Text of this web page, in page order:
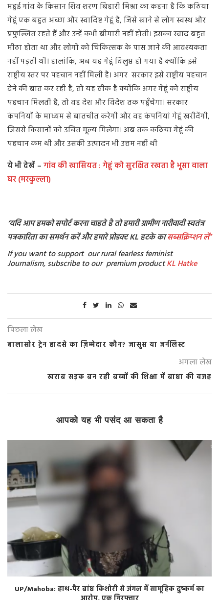
महुई गांव के किसान शिव शरण बिहारी मिश्रा का कहना है कि कठिया
गेहूं एक बहुत अच्छा और स्वादिष्ट गेहूं है, जिसे खाने से लोग स्वस्थ और
प्रफुल्लित रहते हैं और उन्हें कभी बीमारी नहीं होती। इसका स्वाद बहुत
मीठा होता था और लोगों को चिकित्सक के पास जाने की आवश्यकता
नहीं पड़ती थी। हालांकि, अब यह गेहूं विलुप्त हो गया है क्योंकि इसे
राष्ट्रीय स्तर पर पहचान नहीं मिली है। अगर सरकार इसे राष्ट्रीय पहचान
देने की बात कर रही है, तो यह ठीक है क्योंकि अगर गेहूं को राष्ट्रीय
पहचान मिलती है, तो वह देश और विदेश तक पहुँचेगा। सरकार
कंपनियों के माध्यम से बातचीत करेगी और वह कंपनियां गेहूं खरीदेंगी,
जिससे किसानों को उचित मूल्य मिलेगा। अब तक कठिया गेहूं की
पहचान कम थी और उसकी उत्पादन भी उत्तम नहीं थी
ये भी देखें –गांव की खासियत : गेहूं को सुरक्षित रखता है भूसा वाला
घर (मरकुल्ला)
‘यदि आप हमको सपोर्ट करना चाहते है तो हमारी ग्रामीण नारीवादी स्वतंत्र
पत्रकारिता का समर्थन करें और हमारे प्रोडक्ट KL हटके कासब्सक्रिप्शनलें’
If you want to support our rural fearless feminist
Journalism, subscribe to our premium productKL Hatke
पिछला लेख
बालासोर ट्रेन हादसे का ज़िम्मेदार कौन? जासूस या जर्नलिस्ट
अगला लेख
खराब सड़क बन रही बच्चों की शिक्षा में बाधा की वजह
आपको यह भी पसंद आ सकता है
UP/Mahoba: हाथ-पैर बांध किशोरी से जंगल में सामूहिक दुष्कर्म का